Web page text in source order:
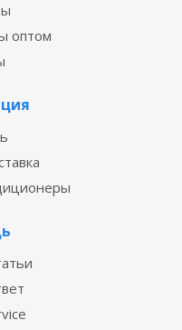
оптом